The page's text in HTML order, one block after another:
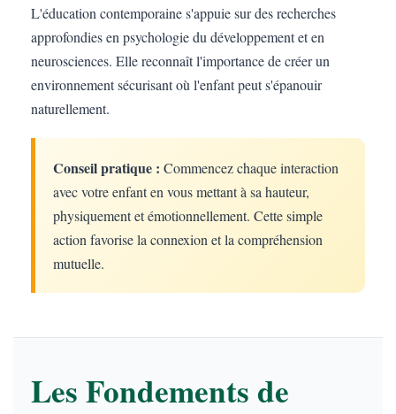
L'éducation contemporaine s'appuie sur des recherches
approfondies en psychologie du développement et en
neurosciences. Elle reconnaît l'importance de créer un
environnement sécurisant où l'enfant peut s'épanouir
naturellement.
Conseil pratique : Commencez chaque interaction
avec votre enfant en vous mettant à sa hauteur,
physiquement et émotionnellement. Cette simple
action favorise la connexion et la compréhension
mutuelle.
Les Fondements de